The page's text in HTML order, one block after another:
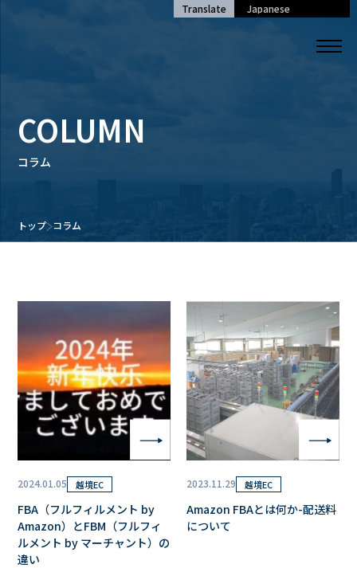
Translate
COLUMN
コラム
トップ コラム
2024.01.05 越境EC
FBA（フルフィルメント by
Amazon）とFBM（フルフィ
ルメント by マーチャント）の
違い
2023.11.29 越境EC
Amazon FBAとは何か-配送料
について